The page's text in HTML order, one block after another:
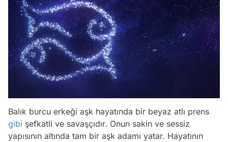
Balık burcu erkeği aşk hayatında bir beyaz atlı prens
gibi şefkatli ve savaşçıdır. Onun sakin ve sessiz
yapısının altında tam bir aşk adamı yatar. Hayatının